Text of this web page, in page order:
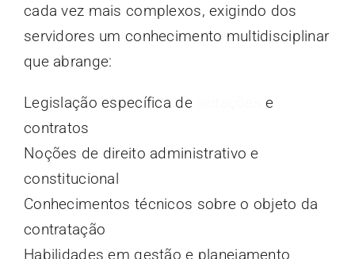
cada vez mais complexos, exigindo dos
servidores um conhecimento multidisciplinar
que abrange:
Legislação específica de
e
contratos
Noções de direito administrativo e
constitucional
Conhecimentos técnicos sobre o objeto da
contratação
Habilidades em gestão e planejamento